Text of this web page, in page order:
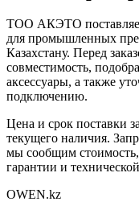
ТОО АКЭТО
для промышленных
Казахстану. Перед
совместимость,
аксессуары, а также
подключению.
Цена и срок поставки
текущего наличия.
мы сообщим стоимость,
гарантии и
OWEN.kz